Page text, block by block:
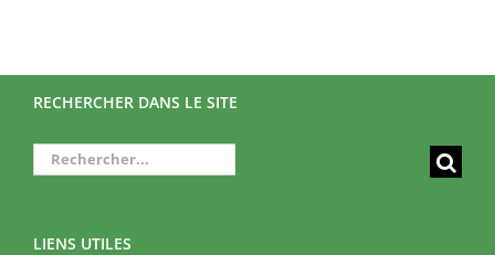
RECHERCHER DANS LE SITE
Rechercher:
LIENS UTILES